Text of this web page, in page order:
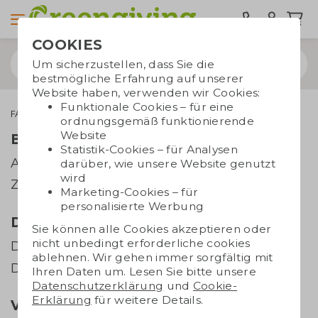
FAQ
Bestellung und Bezahlung
Auftrag
Zahlung
Drucksachen
Dateien senden
Drucktechniken
Versand und Lieferung
COOKIES
Um sicherzustellen, dass Sie die
bestmögliche Erfahrung auf unserer
Website haben, verwenden wir Cookies:
Funktionale Cookies – für eine
ordnungsgemäß funktionierende
Website
Statistik-Cookies – für Analysen
darüber, wie unsere Website genutzt
wird
Marketing-Cookies – für
personalisierte Werbung
Sie können alle Cookies akzeptieren oder
nicht unbedingt erforderliche cookies
ablehnen. Wir gehen immer sorgfältig mit
Ihren Daten um. Lesen Sie bitte unsere
Datenschutzerklärung und Cookie-
Erklärung für weitere Details.